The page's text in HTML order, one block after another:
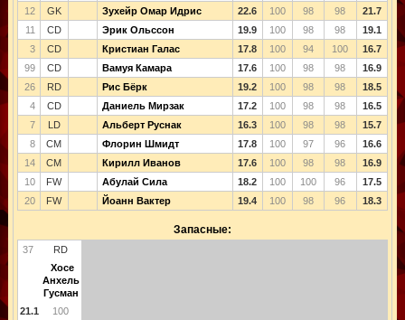
12
GK Зухейр Омар Идрис 22.6 100 98 98
21.7
11
CD Эрик Ольссон 19.9 100 98 98
19.1
3
CD Кристиан Галас 17.8 100 94 100
16.7
99
CD Вамуя Камара 17.6 100 98 98
16.9
26
RD Рис Бёрк 19.2 100 98 98
18.5
4
CD Даниель Мирзак 17.2 100 98 98
16.5
7
LD Альберт Руснак 16.3 100 98 98
15.7
8
CM Флорин Шмидт 17.8 100 97 96
16.6
14
CM Кирилл Иванов 17.6 100 98 98
16.9
10
FW Абулай Сила 18.2 100 100 96
17.5
20
FW Йоанн Вактер 19.4 100 98 96 18.3
Запасные:
37
RD
Хосе
Анхель
Гусман
21.1
100